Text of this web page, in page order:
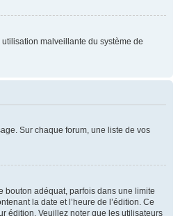
malveillante du système de
Sur chaque forum, une liste de vos
bouton adéquat, parfois dans une limite
la date et l’heure de l’édition. Ce
édition. Veuillez noter que les utilisateurs